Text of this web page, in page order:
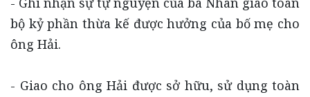
bộ kỷ phần thừa kế được hưởng của bố mẹ cho
ông Hải.
- Giao cho ông Hải được sở hữu, sử dụng toàn